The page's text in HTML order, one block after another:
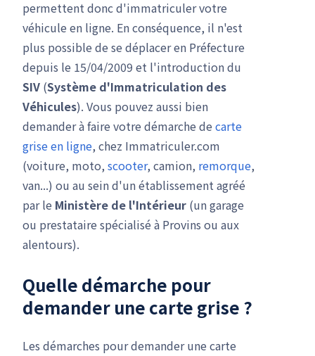
permettent donc d'immatriculer votre
véhicule en ligne. En conséquence, il n'est
plus possible de se déplacer en Préfecture
depuis le 15/04/2009 et l'introduction du
SIV (Système d'Immatriculation des
Véhicules). Vous pouvez aussi bien
demander à faire votre démarche de carte
grise en ligne, chez Immatriculer.com
(voiture, moto, scooter, camion, remorque,
van...) ou au sein d'un établissement agréé
par le Ministère de l'Intérieur (un garage
ou prestataire spécialisé à Provins ou aux
alentours).
Quelle démarche pour
demander une carte grise ?
Les démarches pour demander une carte